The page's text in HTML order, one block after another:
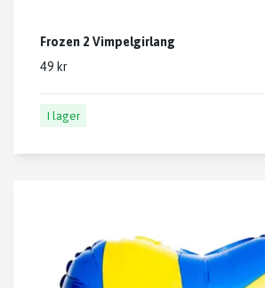
Frozen 2 Vimpelgirlang
49 kr
I lager